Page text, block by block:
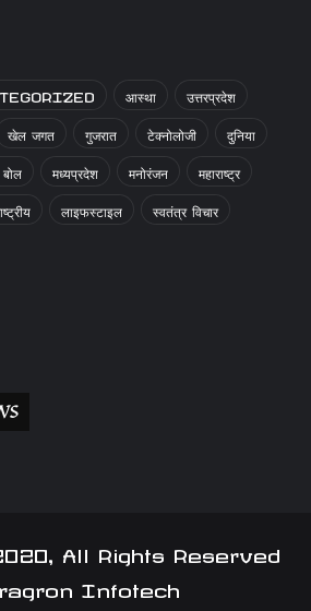
आस्था उत्तरप्रदेश
खेल जगत गुजरात टेक्नोलोजी दुनिया
मध्यप्रदेश मनोरंजन महाराष्ट्र
लाइफस्टाइल स्वतंत्र विचार
All Rights Reserved
Infotech